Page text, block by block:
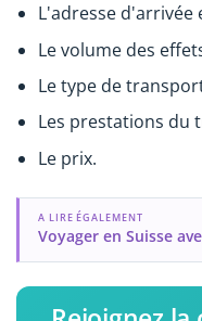
L'adresse d'arrivée
Le volume des
Le type de
Les prestations du
Le prix.
A LIRE ÉGALEMENT
Voyager en Suisse